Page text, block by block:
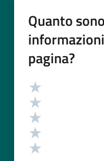
Quanto
pagina?
Valutazione